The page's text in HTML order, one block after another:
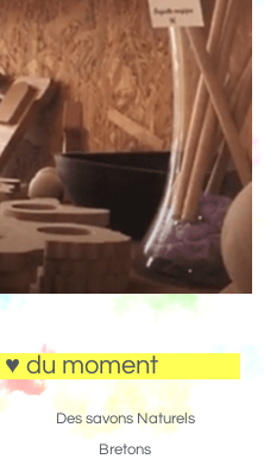
du moment
Des savons Naturels
Bretons